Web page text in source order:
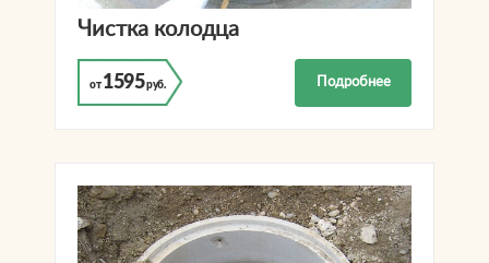
Чистка колодца
от 1595руб. Подробнее